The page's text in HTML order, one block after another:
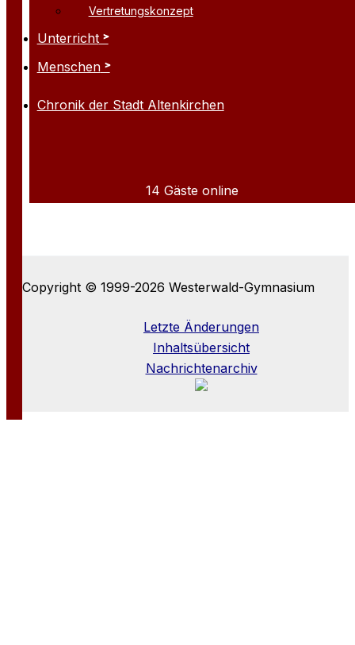
Vertretungskonzept
Unterricht
Menschen
Chronik der Stadt Altenkirchen
14 Gäste online
Copyright © 1999-2026 Westerwald-Gymnasium
Letzte Änderungen
Inhaltsübersicht
Nachrichtenarchiv